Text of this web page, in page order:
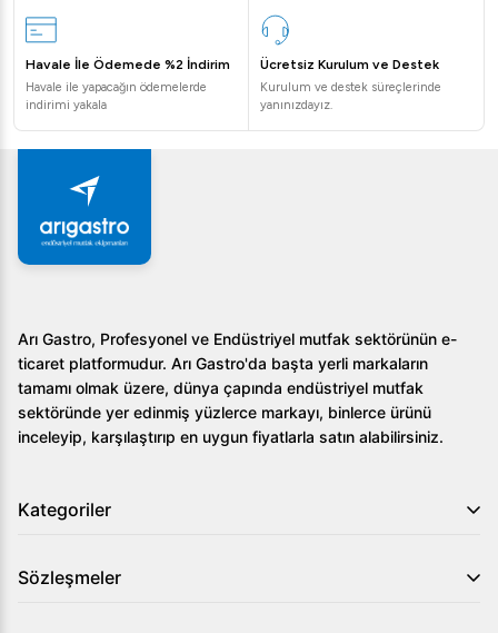
Havale İle Ödemede %2 İndirim
Havale ile yapacağın ödemelerde
indirimi yakala
Ücretsiz Kurulum ve Destek
Kurulum ve destek süreçlerinde
yanınızdayız.
Arı Gastro, Profesyonel ve Endüstriyel mutfak sektörünün e-
ticaret platformudur. Arı Gastro'da başta yerli markaların
tamamı olmak üzere, dünya çapında endüstriyel mutfak
sektöründe yer edinmiş yüzlerce markayı, binlerce ürünü
inceleyip, karşılaştırıp en uygun fiyatlarla satın alabilirsiniz.
Kategoriler
Sözleşmeler